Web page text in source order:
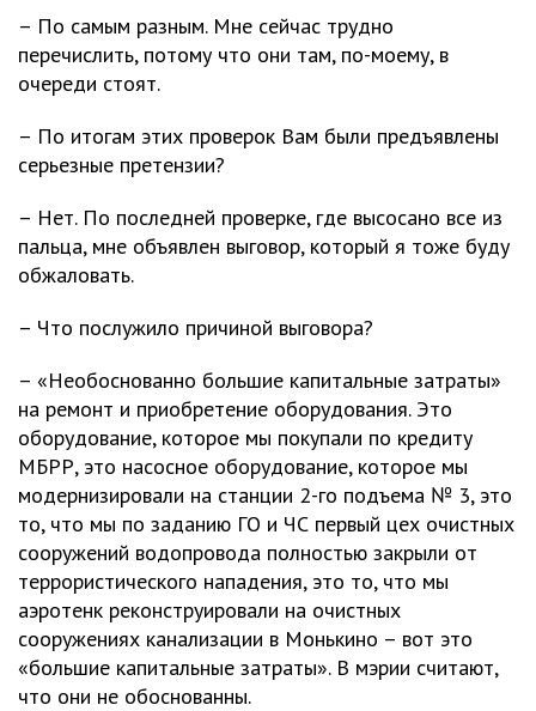
– По самым разным. Мне сейчас трудно
перечислить, потому что они там, по-моему, в
очереди стоят.
– По итогам этих проверок Вам были предъявлены
серьезные претензии?
– Нет. По последней проверке, где высосано все из
пальца, мне объявлен выговор, который я тоже буду
обжаловать.
– Что послужило причиной выговора?
– «Необоснованно большие капитальные затраты»
на ремонт и приобретение оборудования. Это
оборудование, которое мы покупали по кредиту
МБРР, это насосное оборудование, которое мы
модернизировали на станции 2-го подъема № 3, это
то, что мы по заданию ГО и ЧС первый цех очистных
сооружений водопровода полностью закрыли от
террористического нападения, это то, что мы
аэротенк реконструировали на очистных
сооружениях канализации в Монькино – вот это
«большие капитальные затраты». В мэрии считают,
что они не обоснованны.